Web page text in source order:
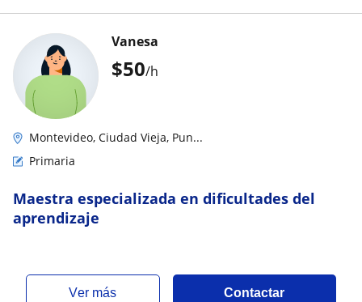
$50/h
Vanesa
Montevideo, Ciudad Vieja, Pun...
Primaria
Maestra especializada en dificultades del
aprendizaje
ver más Contactar